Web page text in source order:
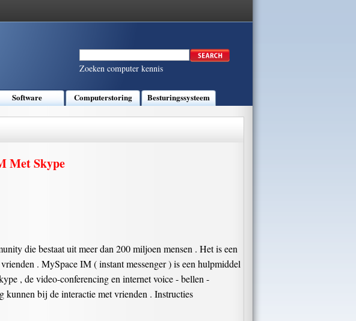
Zoeken computer kennis
Software Computerstoring Besturingssysteem
Met Skype
die bestaat uit meer dan 200 miljoen mensen . Het is een
. MySpace IM ( instant messenger ) is een hulpmiddel
, de video-conferencing en internet voice - bellen -
bij de interactie met vrienden . Instructies